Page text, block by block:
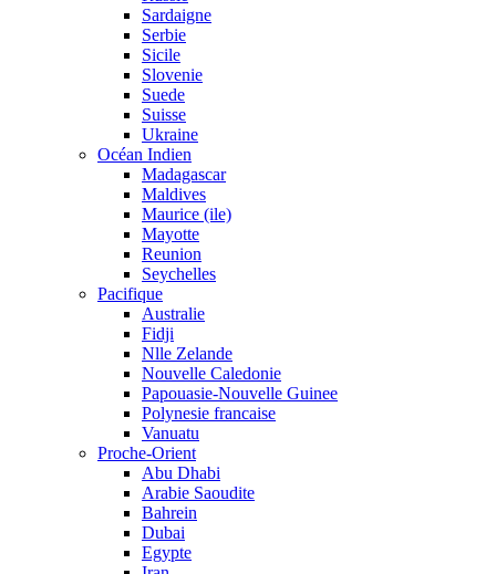
Sardaigne
Serbie
Sicile
Slovenie
Suede
Suisse
Ukraine
Océan Indien
Madagascar
Maldives
Maurice (ile)
Mayotte
Reunion
Seychelles
Pacifique
Australie
Fidji
Nlle Zelande
Nouvelle Caledonie
Papouasie-Nouvelle Guinee
Polynesie francaise
Vanuatu
Proche-Orient
Abu Dhabi
Arabie Saoudite
Bahrein
Dubai
Egypte